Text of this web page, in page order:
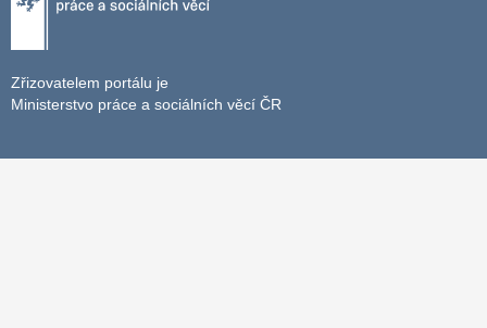
Zřizovatelem portálu je
Ministerstvo práce a sociálních věcí ČR